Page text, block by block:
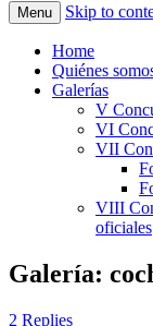
Menu Skip to
Home
Quiénes
Galerías
V
VI
VII
VIII
oficiales
Galería:
2 Replies